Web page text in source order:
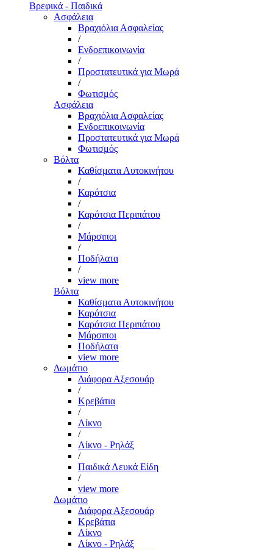
Βρεφικά - Παιδικά
Ασφάλεια
Βραχιόλια Ασφαλείας
/
Ενδοεπικοινωνία
/
Προστατευτικά για Μωρά
/
Φωτισμός
Ασφάλεια
Βραχιόλια Ασφαλείας
Ενδοεπικοινωνία
Προστατευτικά για Μωρά
Φωτισμός
Βόλτα
Καθίσματα Αυτοκινήτου
/
Καρότσια
/
Καρότσια Περιπάτου
/
Μάρσιποι
/
Ποδήλατα
/
view more
Βόλτα
Καθίσματα Αυτοκινήτου
Καρότσια
Καρότσια Περιπάτου
Μάρσιποι
Ποδήλατα
view more
Δωμάτιο
Διάφορα Αξεσουάρ
/
Κρεβάτια
/
Λίκνο
/
Λίκνο - Ρηλάξ
/
Παιδικά Λευκά Είδη
/
view more
Δωμάτιο
Διάφορα Αξεσουάρ
Κρεβάτια
Λίκνο
Λίκνο - Ρηλάξ